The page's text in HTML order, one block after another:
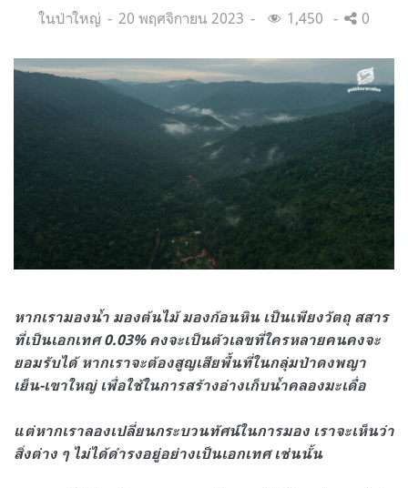
Categories:
ในป่าใหญ่
Posted
20 พฤศจิกายน 2023 1,450 0
หากเรามองน้ำ มองต้นไม้ มองก้อนหิน เป็นเพียงวัตถุ สสาร
ที่เป็นเอกเทศ 0.03% คงจะเป็นตัวเลขที่ใครหลายคนคงจะ
ยอมรับได้ หากเราจะต้องสูญเสียพื้นที่ในกลุ่มป่าดงพญา
เย็น-เขาใหญ่ เพื่อใช้ในการสร้างอ่างเก็บน้ำคลองมะเดื่อ
แต่หากเราลองเปลี่ยนกระบวนทัศน์ในการมอง เราจะเห็นว่า
สิ่งต่าง ๆ ไม่ได้ดำรงอยู่อย่างเป็นเอกเทศ เช่นนั้น